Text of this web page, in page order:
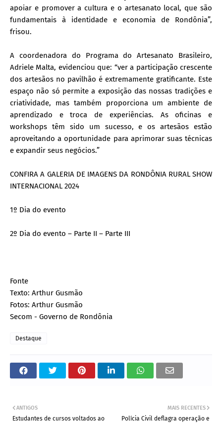
apoiar e promover a cultura e o artesanato local, que são
fundamentais à identidade e economia de Rondônia”,
frisou.
A coordenadora do Programa do Artesanato Brasileiro,
Adriele Malta, evidenciou que: “ver a participação crescente
dos artesãos no pavilhão é extremamente gratificante. Este
espaço não só permite a exposição das nossas tradições e
criatividade, mas também proporciona um ambiente de
aprendizado e troca de experiências. As oficinas e
workshops têm sido um sucesso, e os artesãos estão
aproveitando a oportunidade para aprimorar suas técnicas
e expandir seus negócios.”
CONFIRA A GALERIA DE IMAGENS DA RONDÔNIA RURAL SHOW
INTERNACIONAL 2024
1º Dia do evento
2º Dia do evento – Parte II – Parte III
Fonte
Texto: Arthur Gusmão
Fotos: Arthur Gusmão
Secom - Governo de Rondônia
Destaque
MAIS RECENTES
Polícia Civil deflagra operação e
ANTIGOS
Estudantes de cursos voltados ao